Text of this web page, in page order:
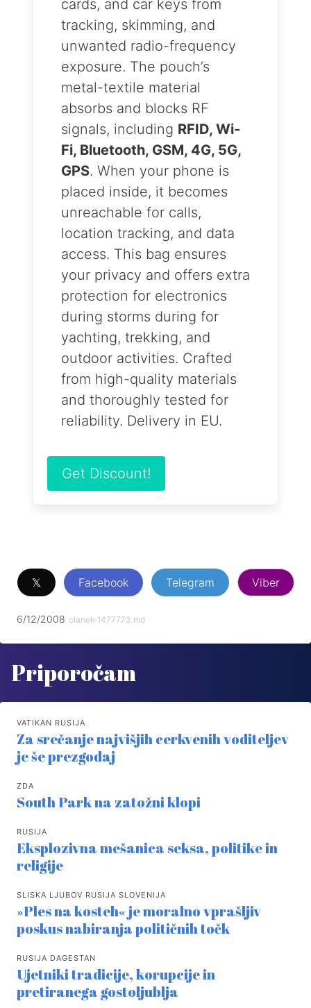
cards, and car keys from
tracking, skimming, and
unwanted radio-frequency
exposure. The pouch’s
metal-textile material
absorbs and blocks RF
signals, including RFID, Wi-
Fi, Bluetooth, GSM, 4G, 5G,
GPS. When your phone is
placed inside, it becomes
unreachable for calls,
location tracking, and data
access. This bag ensures
your privacy and offers extra
protection for electronics
during storms during for
yachting, trekking, and
outdoor activities. Crafted
from high-quality materials
and thoroughly tested for
reliability. Delivery in EU.
Get Discount!
𝕏 Facebook Telegram Viber
6/12/2008 clanek-1477773.md
Priporočam
VATIKAN RUSIJA
Za srečanje najvišjih cerkvenih voditeljev
je še prezgodaj
ZDA
South Park na zatožni klopi
RUSIJA
Eksplozivna mešanica seksa, politike in
religije
SLISKA LJUBOV RUSIJA SLOVENIJA
»Ples na kosteh« je moralno vprašljiv
poskus nabiranja političnih točk
RUSIJA DAGESTAN
Ujetniki tradicije, korupcije in
pretiranega gostoljublja